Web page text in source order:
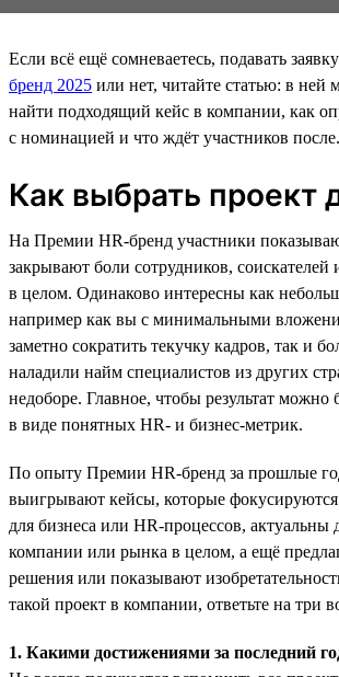
Если всё ещё сомневаетесь, подавать заявку
бренд 2025 или нет, читайте статью: в ней
найти подходящий кейс в компании, как
с номинацией и что ждёт участников после.
Как выбрать проект
На Премии HR-бренд участники
закрывают боли сотрудников,
в целом. Одинаково интересны как
например как вы с минимальными
заметно сократить текучку кадров, так и
наладили найм специалистов из других
недоборе. Главное, чтобы результат можно
в виде понятных HR- и бизнес-метрик.
По опыту Премии HR-бренд за прошлые
выигрывают кейсы, которые
для бизнеса или HR-процессов, актуальны
компании или рынка в целом, а ещё
решения или показывают
такой проект в компании, ответьте на три
1. Какими достижениями за последний